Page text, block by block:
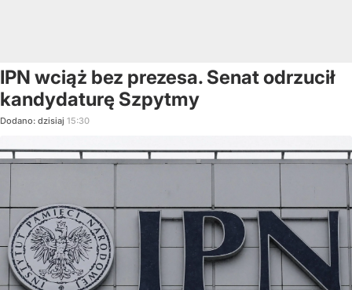
IPN wciąż bez prezesa. Senat odrzucił
kandydaturę Szpytmy
Dodano: dzisiaj 15:30